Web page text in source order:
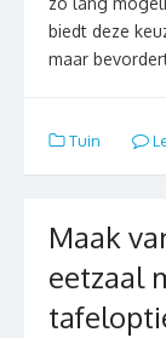
biedt deze
maar
Tuin
Maak
eetzaal